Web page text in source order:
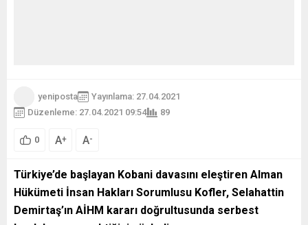
yeniposta
Yayınlama: 27.04.2021
Düzenleme: 27.04.2021 09:54
89
0 A+ A-
Türkiye’de başlayan Kobani davasını eleştiren Alman
Hükümeti İnsan Hakları Sorumlusu Kofler, Selahattin
Demirtaş’ın AİHM kararı doğrultusunda serbest